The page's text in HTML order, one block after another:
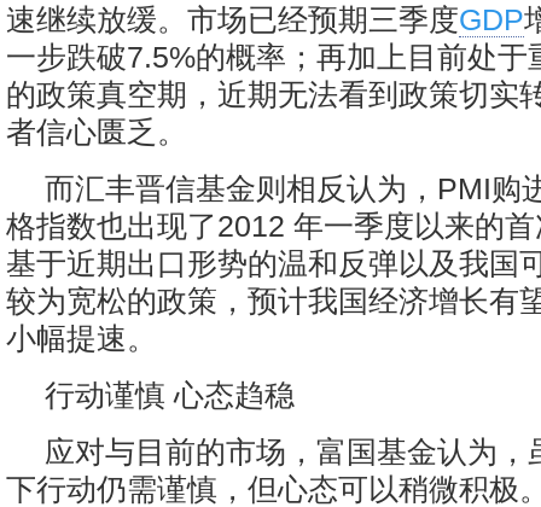
速继续放缓。市场已经预期三季度GDP
一步跌破7.5%的概率；再加上目前处于
的政策真空期，近期无法看到政策切实
者信心匮乏。
而汇丰晋信基金则相反认为，PMI购
格指数也出现了2012 年一季度以来的
基于近期出口形势的温和反弹以及我国
较为宽松的政策，预计我国经济增长有
小幅提速。
行动谨慎 心态趋稳
应对与目前的市场，富国基金认为，
下行动仍需谨慎，但心态可以稍微积极